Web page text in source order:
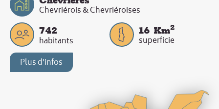
Chevriérois & Chevriéroises
742
habitants
16 Km2
superficie
Plus d'infos